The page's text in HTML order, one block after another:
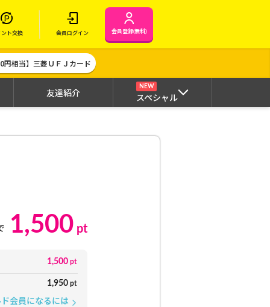
ント交換 会員ログイン 会員登録(無料)
円相当】三菱ＵＦＪカード
友達紹介
NEW
スペシャル
1,500 pt
1,500 pt
1,950 pt
会員になるには arrow_forward_ios